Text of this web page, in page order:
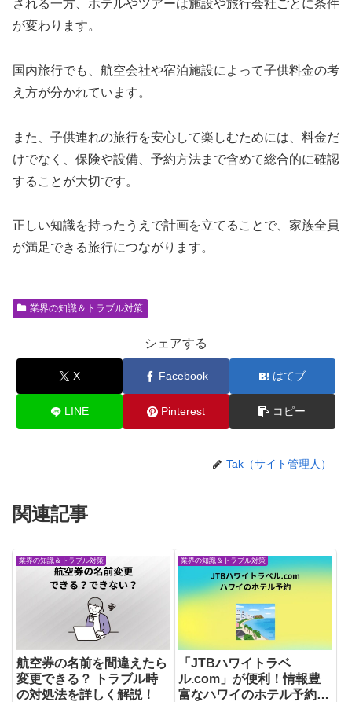
される一方、ホテルやツアーは施設や旅行会社ごとに条件
が変わります。
国内旅行でも、航空会社や宿泊施設によって子供料金の考
え方が分かれています。
また、子供連れの旅行を安心して楽しむためには、料金だ
けでなく、保険や設備、予約方法まで含めて総合的に確認
することが大切です。
正しい知識を持ったうえで計画を立てることで、家族全員
が満足できる旅行につながります。
業界の知識＆トラブル対策
シェアする
X Facebook はてブ
LINE Pinterest コピー
Tak（サイト管理人）
関連記事
業界の知識＆トラブル対策
航空券の名前を間違えたら
変更できる？ トラブル時
の対処法を詳しく解説！
業界の知識＆トラブル対策
「JTBハワイトラベ
ル.com」が便利！情報豊
富なハワイのホテル予約専